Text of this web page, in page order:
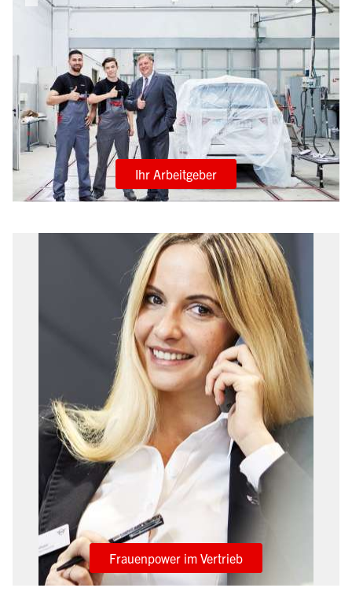
Ihr Arbeitgeber
Frauenpower im Vertrieb